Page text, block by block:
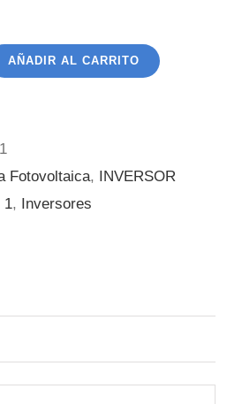
AÑADIR AL CARRITO
Fotovoltaica, INVERSOR
1, Inversores